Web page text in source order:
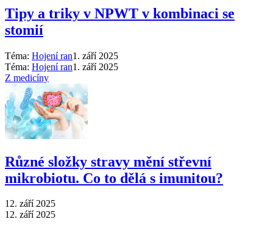
Tipy a triky v NPWT v kombinaci se
stomií
Téma: Hojení ran1. září 2025
Téma: Hojení ran1. září 2025
Z medicíny
Různé složky stravy mění střevní
mikrobiotu. Co to dělá s imunitou?
12. září 2025
12. září 2025